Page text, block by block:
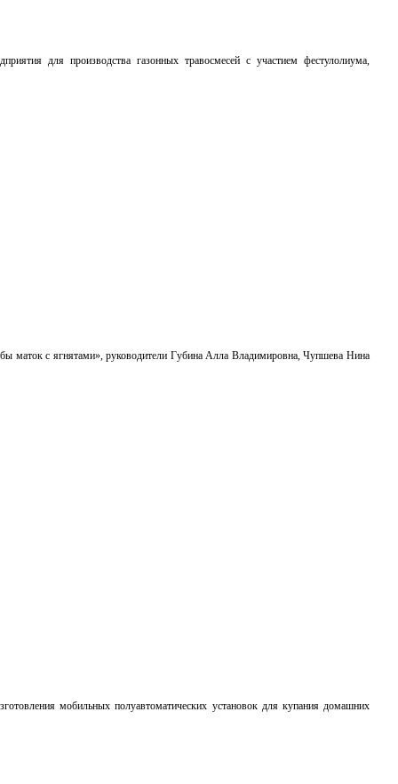
для производства газонных травосмесей с участием фестулолиума,
маток с ягнятами», руководители Губина Алла Владимировна, Чупшева Нина
мобильных полуавтоматических установок для купания домашних